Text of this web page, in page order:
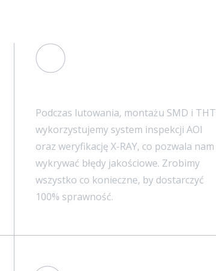
Podczas lutowania, montażu SMD i THT
wykorzystujemy system inspekcji AOI
oraz weryfikację X-RAY, co pozwala nam
wykrywać błędy jakościowe. Zrobimy
wszystko co konieczne, by dostarczyć
100% sprawność.